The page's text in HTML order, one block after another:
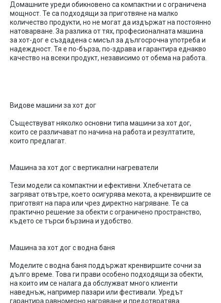
Домашните уреди обикновено са компактни и сограничена
мощност Те са подходящи за приготвяне на малко
количество продукти, но не могат да издържатна постоянно
натоварване За разлика оттях, професионалната машина
за хот-доге създадена смисъл за дългосрочна употреба и
надеждност Тя е по-бърза, по-здрава и гарантира еднакво
качество на всеки продукт, независимо отобема на работа
Видове машини за хот дог
Съществуватняколко основни типа машини за хот дог,
които се различаватпо начина на работа и резултатите,
които предлагат
Машина за хот догсвертикални нагреватели
Тези модели са компактни и ефективни Хлебчетата се
загряватотвътре, което осигурява мекота, а кренвиршите се
приготвятна пара или чрез директно нагряване Те са
практично решение за обекти сограничено пространство,
където се търси бързина и удобство
Машина за хот догсводна баня
Моделите сводна баня поддържаткренвиршите сочни за
дълго време Това ги прави особено подходящи за обекти,
на които им се налага да обслужватмного клиенти
наведнъж, например пазари или фестивали Уредът
гарантира равномерно нагряване и предотвратява